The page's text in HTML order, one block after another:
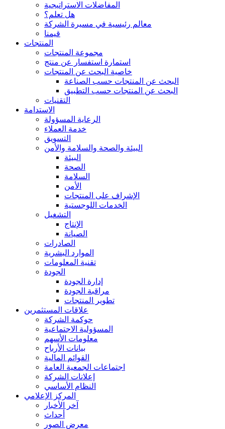
المفاضلات الاستراتيجية
هل تعلم؟
معالم رئيسية في مسيرة الشركة
قيمنا
المنتجات
مجموعة المنتجات
استمارة استفسار عن منتج
خاصية البحث عن المنتجات
البحث عن المنتجات حسب الصناعة
البحث عن المنتجات حسب التطبيق
التقنيات
الاستدامة
الرعاية المسؤولة
خدمة العملاء
التسويق
البيئة والصحة والسلامة والأمن
البيئة
الصحة
السلامة
الأمن
الإشراف على المنتجات
الخدمات اللوجستية
التشغيل
الإنتاج
الصيانة
الصادرات
الموارد البشرية
تقنية المعلومات
الجودة
إدارة الجودة
مراقبة الجودة
تطوير المنتجات
علاقات المستثمرين
حوكمة الشركة
المسؤولية الاجتماعية
معلومات الأسهم
بيانات الأرباح
القوائم المالية
اجتماعات الجمعية العامة
إعلانات الشركة
النظام الأساسي
المركز الإعلامي
آخر الأخبار
أحداث
معرض الصور